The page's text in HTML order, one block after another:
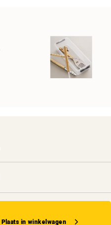
Plaats in winkelwagen